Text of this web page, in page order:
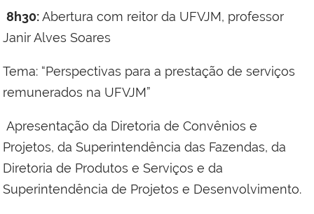
8h30:Abertura com reitor da UFVJM, professor
Janir Alves Soares
Tema: “Perspectivas para a prestação de serviços
remunerados na UFVJM”
Apresentação da Diretoria de Convênios e
Projetos, da Superintendência das Fazendas, da
Diretoria de Produtos e Serviços e da
Superintendência de Projetos e Desenvolvimento.